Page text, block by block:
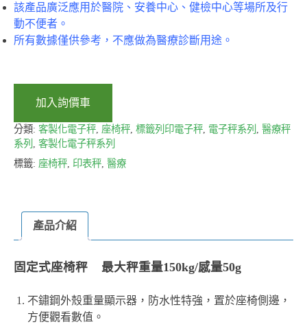
該產品廣泛應用於醫院、安養中心、健檢中心等場所及行
動不便者。
所有數據僅供參考，不應做為醫療診斷用途。
加入詢價車
分類: 客製化電子秤 座椅秤 標籤列印電子秤 電子秤系列
醫療秤
系列
客製化電子秤系列
標籤: 座椅秤 印表秤 醫療
產品介紹
固定式座椅秤 最大秤重量150kg/感量50g
不鏽鋼外殼重量顯示器，防水性特強，置於座椅側邊，
方便觀看數值。